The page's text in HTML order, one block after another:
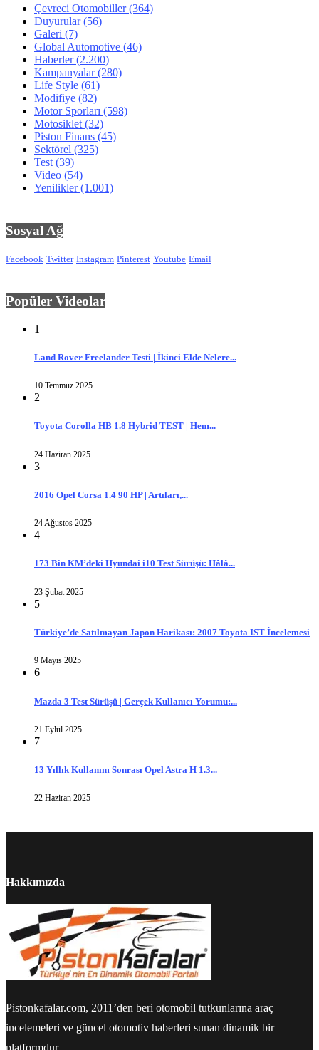
Çevreci Otomobiller(364)
Duyurular(56)
Galeri (7)
Global Automotive (46)
Haberler(2.200)
Kampanyalar(280)
Life Style (61)
Modifiye (82)
Motor Sporları (598)
Motosiklet (32)
Piston Finans (45)
Sektörel (325)
Test (39)
Video (54)
Yenilikler(1.001)
Sosyal Ağ
Facebook Twitter Instagram Pinterest Youtube Email
Popüler Videolar
1
Land Rover Freelander Testi | İkinci Elde Nelere...
10 Temmuz 2025
2
Toyota Corolla HB 1.8 Hybrid TEST | Hem...
24 Haziran 2025
3
2016 Opel Corsa 1.4 90 HP | Artıları,...
24 Ağustos 2025
4
173 Bin KM’deki Hyundai i10 Test Sürüşü: Hâlâ...
23 Şubat 2025
5
Türkiye’de Satılmayan Japon Harikası: 2007 Toyota IST İncelemesi
9 Mayıs 2025
6
Mazda 3 Test Sürüşü | Gerçek Kullanıcı Yorumu:...
21 Eylül 2025
7
13 Yıllık Kullanım Sonrası Opel Astra H 1.3...
22 Haziran 2025
Hakkımızda
Pistonkafalar.com, 2011’den beri otomobil tutkunlarına araç
incelemeleri ve güncel otomotiv haberleri sunan dinamik bir
platformdur.